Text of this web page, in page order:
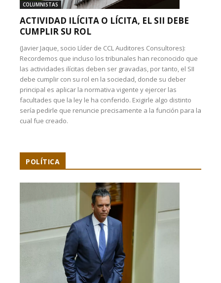
COLUMNISTAS
ACTIVIDAD ILÍCITA O LÍCITA, EL SII DEBE
CUMPLIR SU ROL
(Javier Jaque, socio Líder de CCL Auditores Consultores):
Recordemos que incluso los tribunales han reconocido que
las actividades ilícitas deben ser gravadas, por tanto, el SII
debe cumplir con su rol en la sociedad, donde su deber
principal es aplicar la normativa vigente y ejercer las
facultades que la ley le ha conferido. Exigirle algo distinto
sería pedirle que renuncie precisamente a la función para la
cual fue creado.
POLÍTICA